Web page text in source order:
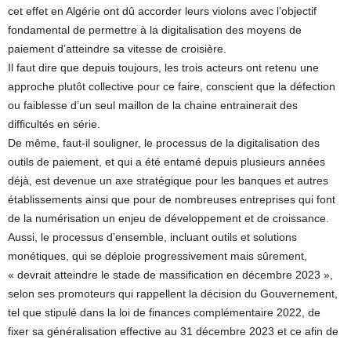
cet effet en Algérie ont dû accorder leurs violons avec l’objectif
fondamental de permettre à la digitalisation des moyens de
paiement d’atteindre sa vitesse de croisière.
Il faut dire que depuis toujours, les trois acteurs ont retenu une
approche plutôt collective pour ce faire, conscient que la défection
ou faiblesse d’un seul maillon de la chaine entrainerait des
difficultés en série.
De même, faut-il souligner, le processus de la digitalisation des
outils de paiement, et qui a été entamé depuis plusieurs années
déjà, est devenue un axe stratégique pour les banques et autres
établissements ainsi que pour de nombreuses entreprises qui font
de la numérisation un enjeu de développement et de croissance.
Aussi, le processus d’ensemble, incluant outils et solutions
monétiques, qui se déploie progressivement mais sûrement,
« devrait atteindre le stade de massification en décembre 2023 »,
selon ses promoteurs qui rappellent la décision du Gouvernement,
tel que stipulé dans la loi de finances complémentaire 2022, de
fixer sa généralisation effective au 31 décembre 2023 et ce afin de